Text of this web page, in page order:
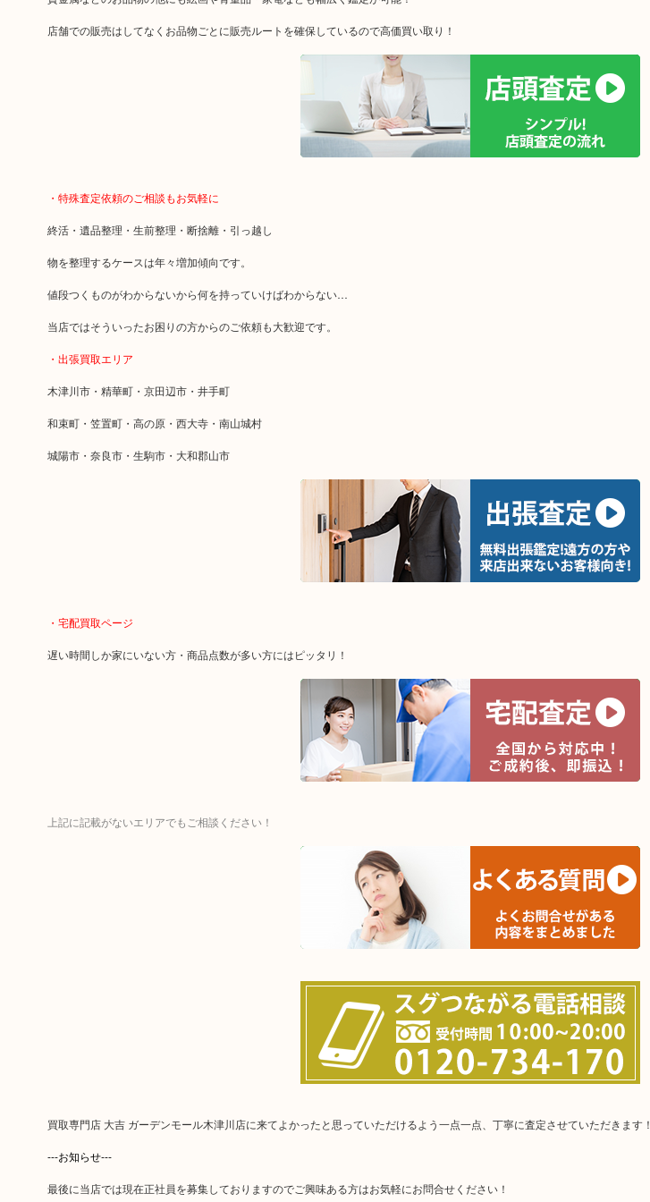
店舗での販売はしてなくお品物ごとに販売ルートを確保しているので高価買い取り！
・特殊査定依頼のご相談もお気軽に
終活・遺品整理・生前整理・断捨離・引っ越し
物を整理するケースは年々増加傾向です。
値段つくものがわからないから何を持っていけばわからない…
当店ではそういったお困りの方からのご依頼も大歓迎です。
・出張買取エリア
木津川市・精華町・京田辺市・井手町
和束町・笠置町・高の原・西大寺・南山城村
城陽市・奈良市・生駒市・大和郡山市
・宅配買取ページ
遅い時間しか家にいない方・商品点数が多い方にはピッタリ！
上記に記載がないエリアでもご相談ください！
買取専門店 大吉 ガーデンモール木津川店に来てよかったと思っていただけるよう一点一点、丁寧に査定させていただきます！
---お知らせ---
最後に当店では現在正社員を募集しておりますのでご興味ある方はお気軽にお問合せください！